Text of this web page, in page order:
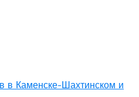
в Каменске-Шахтинском и